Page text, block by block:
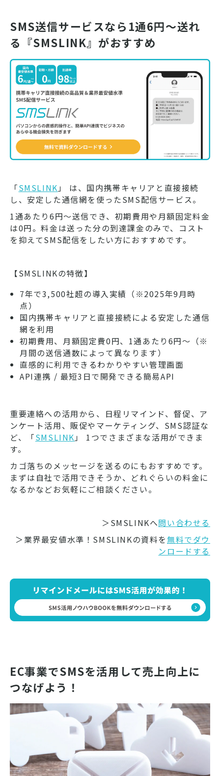
SMS送信サービスなら1通6円～送れ
る『SMSLINK』がおすすめ
「SMSLINK」 は、国内携帯キャリアと直接接続
し、安定した通信網を使ったSMS配信サービス。
1通あたり6円～送信でき、初期費用や月額固定料金
は0円。料金は送った分の到達課金のみで、コスト
を抑えてSMS配信をしたい方におすすめです。
【SMSLINKの特徴】
7年で3,500社超の導入実績（※2025年9月時
点）
国内携帯キャリアと直接接続による安定した通信
網を利用
初期費用、月額固定費0円、1通あたり6円～（※
月間の送信通数によって異なります）
直感的に利用できるわかりやすい管理画面
API連携 / 最短3日で開発できる簡易API
重要連絡への活用から、日程リマインド、督促、ア
ンケート活用、販促やマーケティング、SMS認証な
ど、「SMSLINK」 1つでさまざまな活用ができま
す。
カゴ落ちのメッセージを送るのにもおすすめです。
まずは自社で活用できそうか、どれぐらいの料金に
なるかなどお気軽にご相談ください。
＞SMSLINKへ問い合わせる
＞業界最安値水準！SMSLINKの資料を無料でダウ
ンロードする
EC事業でSMSを活用して売上向上に
つなげよう！